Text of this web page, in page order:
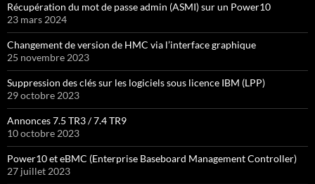
Récupération du mot de passe admin (ASMI) sur un Power10
23 mars 2024
Changement de version de HMC via l’interface graphique
25 novembre 2023
Suppression des clés sur les logiciels sous licence IBM (LPP)
29 octobre 2023
Annonces 7.5 TR3 / 7.4 TR9
10 octobre 2023
Power10 et eBMC (Enterprise Baseboard Management Controller)
27 juillet 2023